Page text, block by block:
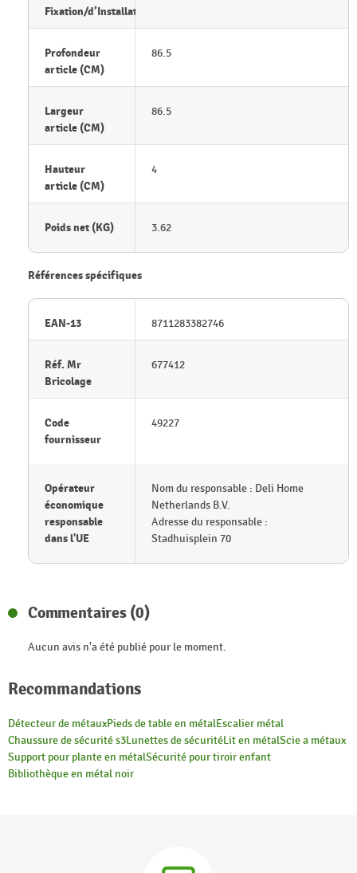
Fixation/d’Installation
Profondeur
article (CM)
86.5
Largeur
article (CM)
86.5
Hauteur
article (CM)
4
Poids net (KG) 3.62
Références spécifiques
EAN-13 8711283382746
Réf. Mr
Bricolage
677412
Code
fournisseur
49227
Opérateur
économique
responsable
dans l'UE
Nom du responsable : Deli Home
Netherlands B.V.
Adresse du responsable :
Stadhuisplein 70
Commentaires (0)
Aucun avis n'a été publié pour le moment.
Recommandations
Détecteur de métauxPieds de table en métalEscalier métal
Chaussure de sécurité s3Lunettes de sécuritéLit en métalScie a métaux
Support pour plante en métalSécurité pour tiroir enfant
Bibliothèque en métal noir